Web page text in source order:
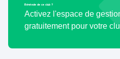
Bénévole de ce club ?
Activez l'espace de
gratuitement pour votre